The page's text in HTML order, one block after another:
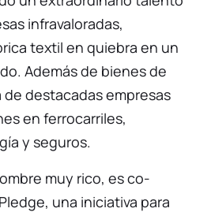
infravaloradas,
textil en quiebra en un
Además de bienes de
destacadas empresas
en ferrocarriles,
y seguros.
muy rico, es co-
una iniciativa para